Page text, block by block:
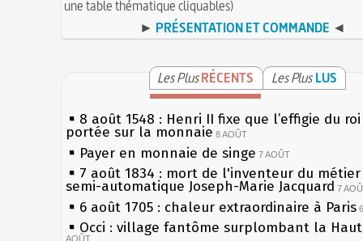
une table thématique cliquables)
► PRÉSENTATION ET COMMANDE ◄
Les PlusRÉCENTS Les Plus LUS
8 août 1548 : Henri II fixe que l’effigie du
portée sur la monnaie 8 AOÛT
Payer en monnaie de singe 7 AOÛT
7 août 1834 : mort de l'inventeur du
semi-automatique Joseph-Marie Jacquard 7
6 août 1705 : chaleur extraordinaire à Paris
Occi : village fantôme surplombant la